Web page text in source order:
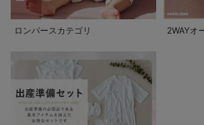
ロンパースカテゴリ 2WAYオ